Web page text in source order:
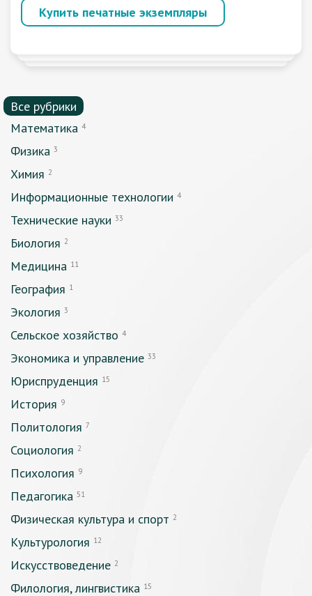
Купить печатные экземпляры
Все рубрики
Математика 4
Физика 3
Химия 2
Информационные технологии 4
Технические науки 33
Биология 2
Медицина 11
География 1
Экология 3
Сельское хозяйство 4
Экономика и управление 33
Юриспруденция 15
История 9
Политология 7
Социология 2
Психология 9
Педагогика 51
Физическая культура и спорт 2
Культурология 12
Искусствоведение 2
Филология, лингвистика 15